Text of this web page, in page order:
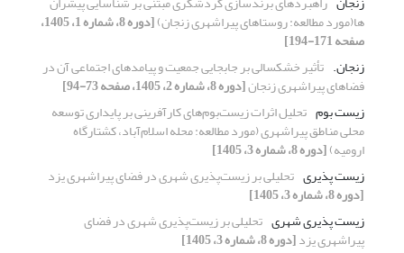
ها(مورد مطالعه: روستاهای پیراشهری زنجان) [دوره 8، شماره 1، 1405،
صفحه 171-194]
زنجان. تأثیر خشکسالی بر جابجایی جمعیت و پیامدهای اجتماعی آن در
فضاهای پیراشهری زنجان[دوره 8، شماره 2، 1405، صفحه 73-94]
زیست بوم تحلیل اثرات زیست‌بوم‌های کارآفرینی بر پایداری توسعه
محلی مناطق پیراشهری (مورد مطالعه: محله اسلام‌آباد، کشتارگاه
ارومیه)[دوره 8، شماره 3، 1405]
زیست پذیری تحلیلی بر زیست‌پذیری شهری در فضای پیراشهری یزد
[دوره 8، شماره 3، 1405]
زیست پذیری شهری تحلیلی بر زیست‌پذیری شهری در فضای
پیراشهری یزد[دوره 8، شماره 3، 1405]